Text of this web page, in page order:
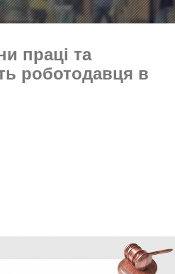
праці та
роботодавця в